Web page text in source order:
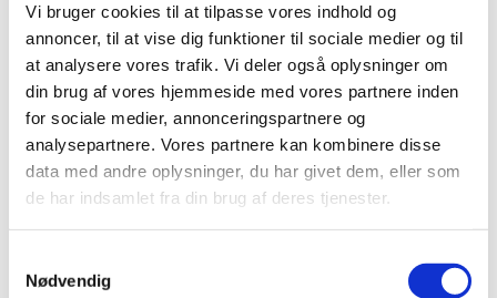
Vi bruger cookies til at tilpasse vores indhold og
annoncer, til at vise dig funktioner til sociale medier og til
at analysere vores trafik. Vi deler også oplysninger om
din brug af vores hjemmeside med vores partnere inden
for sociale medier, annonceringspartnere og
analysepartnere. Vores partnere kan kombinere disse
data med andre oplysninger, du har givet dem, eller som
de har indsamlet fra din brug af deres tjenester.
Nødvendig
Vi snakker, griner og nyder fællesskabet sammen.
Medbring gerne din madpakke – vi sørger for
kaffe, te og en småkage.
Vi mødes d. 2. og 4. mandag i måneden